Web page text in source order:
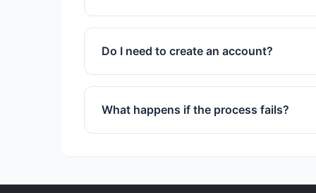
We use advanced algorithms to
Do I need to create an account?
No registration or sign-up is required
What happens if the process fails?